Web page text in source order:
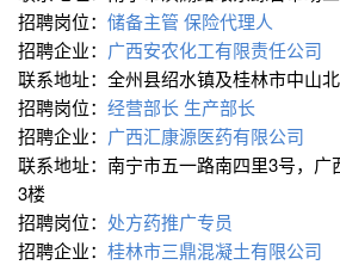
招聘岗位： 储备主管 保险代理人
招聘企业： 广西安农化工有限责任公司
联系地址：全州县绍水镇及桂林市中山
招聘岗位： 经营部长 生产部长
招聘企业： 广西汇康源医药有限公司
联系地址：南宁市五一路南四里3号，广
3楼
招聘岗位： 处方药推广专员
招聘企业： 桂林市三鼎混凝土有限公司